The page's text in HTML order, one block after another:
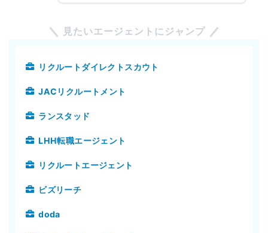
見たいエージェントにジャンプ
リクルートダイレクトスカウト
JACリクルートメント
ランスタッド
LHH転職エージェント
リクルートエージェント
ビズリーチ
doda